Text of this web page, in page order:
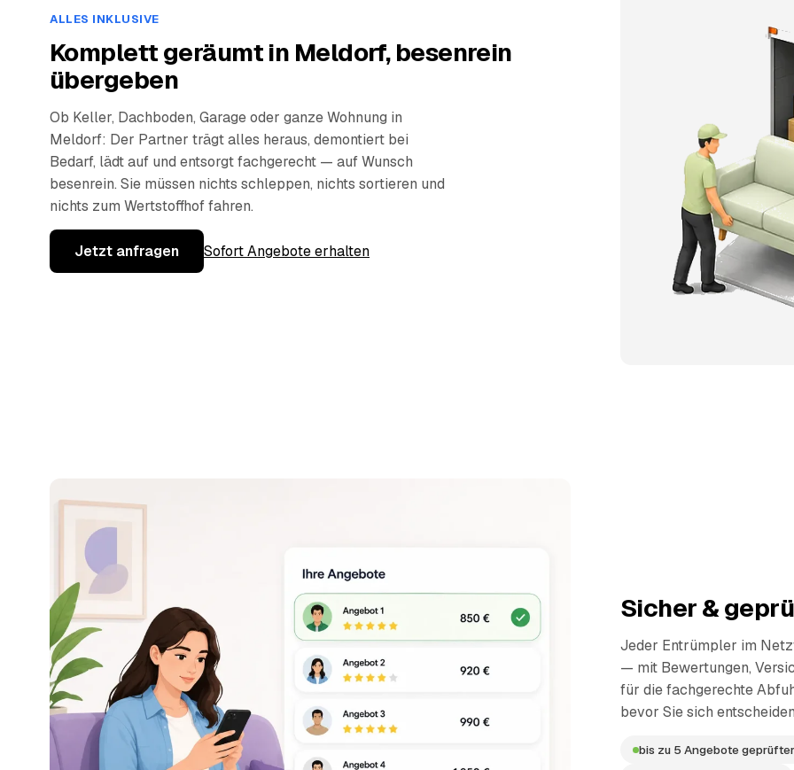
ALLES INKLUSIVE
Komplett geräumt in Meldorf, besenrein
übergeben
Ob Keller, Dachboden, Garage oder ganze Wohnung in
Meldorf: Der Partner trägt alles heraus, demontiert bei
Bedarf, lädt auf und entsorgt fachgerecht — auf Wunsch
besenrein. Sie müssen nichts schleppen, nichts sortieren und
nichts zum Wertstoffhof fahren.
Jetzt anfragen Sofort Angebote erhalten
Sicher &
Jeder Entrümpler im
— mit Bewertungen,
für die fachgerechte
bevor Sie sich
bis zu 5 Angebote